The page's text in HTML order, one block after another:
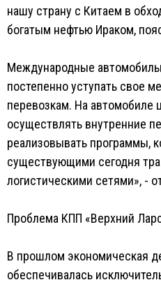
нашу страну с Китаем в
богатым нефтью Ираком,
Международные
постепенно уступать свое
перевозкам. На автомобиле
осуществлять внутренние
реализовывать программы,
существующими сегодня
логистическими сетями», -
Проблема КПП «Верхний
В прошлом экономическая
обеспечивалась